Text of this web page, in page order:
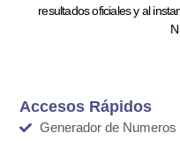
resultados oficiales y al
Accesos Rápidos
Generador de Numeros